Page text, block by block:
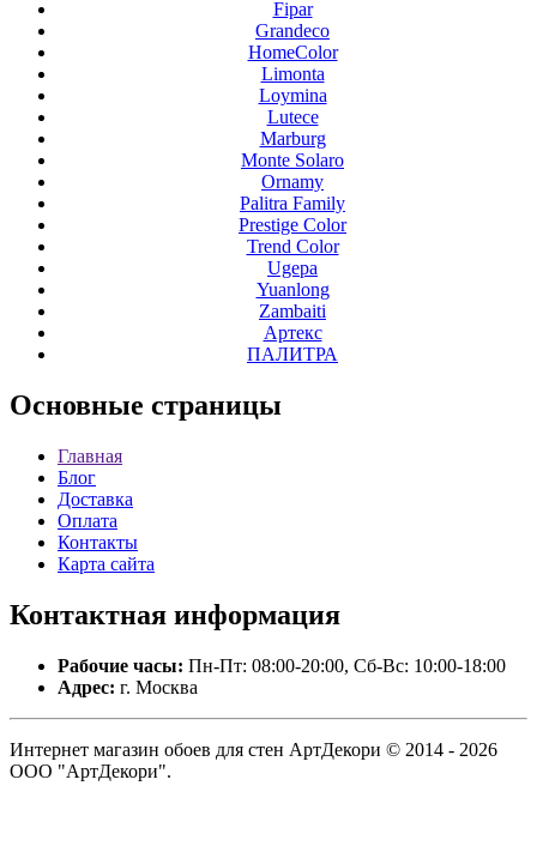
Fipar
Grandeco
HomeColor
Limonta
Loymina
Lutece
Marburg
Monte Solaro
Ornamy
Palitra Family
Prestige Color
Trend Color
Ugepa
Yuanlong
Zambaiti
Артекс
ПАЛИТРА
Основные страницы
Главная
Блог
Доставка
Оплата
Контакты
Карта сайта
Контактная информация
Рабочие часы: Пн-Пт: 08:00-20:00, Сб-Вс: 10:00-18:00
Адрес: г. Москва
Интернет магазин обоев для стен АртДекори © 2014 - 2026
ООО "АртДекори".